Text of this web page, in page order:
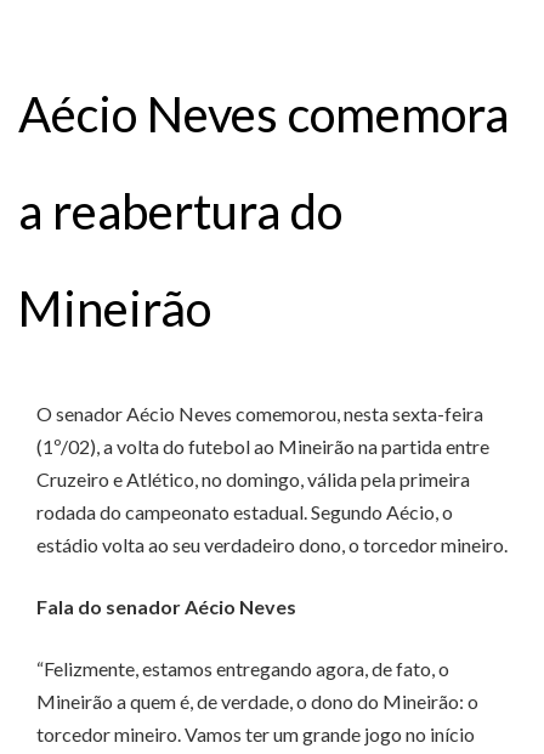
Aécio Neves comemora
a reabertura do
Mineirão
O senador Aécio Neves comemorou, nesta sexta-feira
(1º/02), a volta do futebol ao Mineirão na partida entre
Cruzeiro e Atlético, no domingo, válida pela primeira
rodada do campeonato estadual. Segundo Aécio, o
estádio volta ao seu verdadeiro dono, o torcedor mineiro.
Fala do senador Aécio Neves
“Felizmente, estamos entregando agora, de fato, o
Mineirão a quem é, de verdade, o dono do Mineirão: o
torcedor mineiro. Vamos ter um grande jogo no início